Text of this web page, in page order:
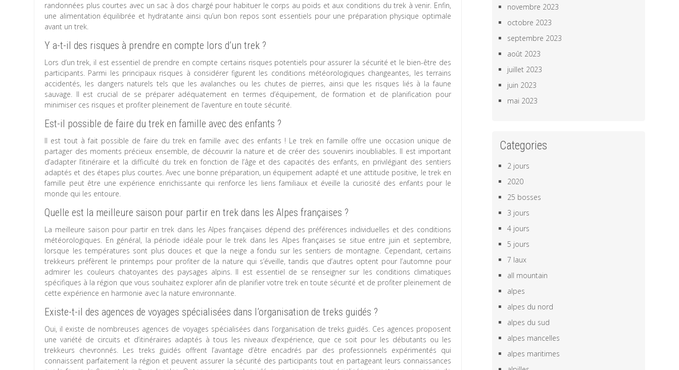
randonnées plus courtes avec un sac à dos chargé pour habituer le corps au poids et aux conditions du trek à venir. Enfin,
une alimentation équilibrée et hydratante ainsi qu’un bon repos sont essentiels pour une préparation physique optimale
avant un trek.
Y a-t-il des risques à prendre en compte lors d’un trek ?
Lors d’un trek, il est essentiel de prendre en compte certains risques potentiels pour assurer la sécurité et le bien-être des
participants. Parmi les principaux risques à considérer figurent les conditions météorologiques changeantes, les terrains
accidentés, les dangers naturels tels que les avalanches ou les chutes de pierres, ainsi que les risques liés à la faune
sauvage. Il est crucial de se préparer adéquatement en termes d’équipement, de formation et de planification pour
minimiser ces risques et profiter pleinement de l’aventure en toute sécurité.
Est-il possible de faire du trek en famille avec des enfants ?
Il est tout à fait possible de faire du trek en famille avec des enfants ! Le trek en famille offre une occasion unique de
partager des moments précieux ensemble, de découvrir la nature et de créer des souvenirs inoubliables. Il est important
d’adapter l’itinéraire et la difficulté du trek en fonction de l’âge et des capacités des enfants, en privilégiant des sentiers
adaptés et des étapes plus courtes. Avec une bonne préparation, un équipement adapté et une attitude positive, le trek en
famille peut être une expérience enrichissante qui renforce les liens familiaux et éveille la curiosité des enfants pour le
monde qui les entoure.
Quelle est la meilleure saison pour partir en trek dans les Alpes françaises ?
La meilleure saison pour partir en trek dans les Alpes françaises dépend des préférences individuelles et des conditions
météorologiques. En général, la période idéale pour le trek dans les Alpes françaises se situe entre juin et septembre,
lorsque les températures sont plus douces et que la neige a fondu sur les sentiers de montagne. Cependant, certains
trekkeurs préfèrent le printemps pour profiter de la nature qui s’éveille, tandis que d’autres optent pour l’automne pour
admirer les couleurs chatoyantes des paysages alpins. Il est essentiel de se renseigner sur les conditions climatiques
spécifiques à la région que vous souhaitez explorer afin de planifier votre trek en toute sécurité et de profiter pleinement de
cette expérience en harmonie avec la nature environnante.
Existe-t-il des agences de voyages spécialisées dans l’organisation de treks guidés ?
Oui, il existe de nombreuses agences de voyages spécialisées dans l’organisation de treks guidés. Ces agences proposent
une variété de circuits et d’itinéraires adaptés à tous les niveaux d’expérience, que ce soit pour les débutants ou les
trekkeurs chevronnés. Les treks guidés offrent l’avantage d’être encadrés par des professionnels expérimentés qui
connaissent parfaitement la région et peuvent assurer la sécurité des participants tout en partageant leurs connaissances
novembre 2023
octobre 2023
septembre 2023
août 2023
juillet 2023
juin 2023
mai 2023
Categories
2 jours
2020
25 bosses
3 jours
4 jours
5 jours
7 laux
all mountain
alpes
alpes du nord
alpes du sud
alpes mancelles
alpes maritimes